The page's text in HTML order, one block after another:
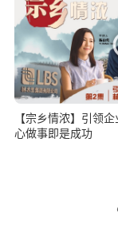
【宗乡情浓】引领
心做事即是成功